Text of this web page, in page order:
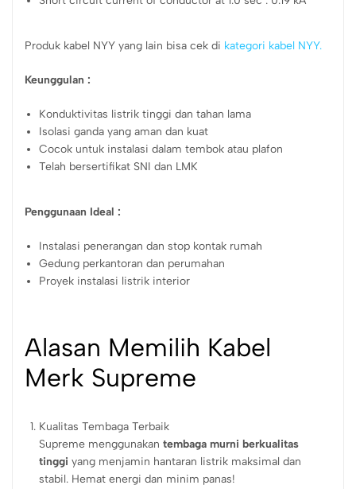
Produk kabel NYY yang lain bisa cek di kategori kabel NYY.
Keunggulan :
Konduktivitas listrik tinggi dan tahan lama
Isolasi ganda yang aman dan kuat
Cocok untuk instalasi dalam tembok atau plafon
Telah bersertifikat SNI dan LMK
Penggunaan Ideal :
Instalasi penerangan dan stop kontak rumah
Gedung perkantoran dan perumahan
Proyek instalasi listrik interior
Alasan Memilih Kabel
Merk Supreme
Kualitas Tembaga Terbaik
Supreme menggunakantembaga murni berkualitas
tinggi yang menjamin hantaran listrik maksimal dan
stabil. Hemat energi dan minim panas!